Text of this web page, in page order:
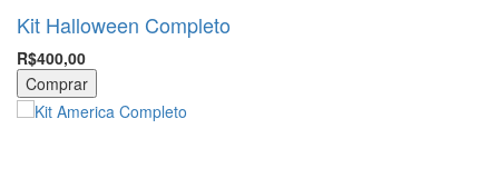
Kit Halloween Completo
R$400,00
Comprar